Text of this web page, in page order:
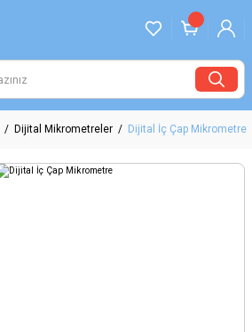
Dijital Mikrometreler Dijital İç Çap Mikrometre